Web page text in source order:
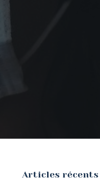
Articles récents